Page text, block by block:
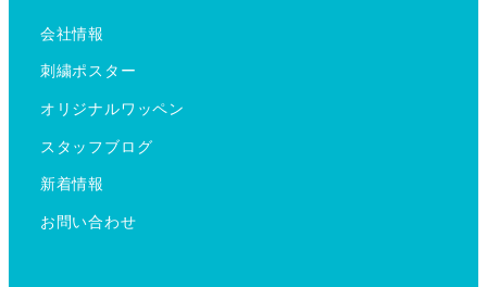
会社情報
刺繍ポスター
オリジナルワッペン
スタッフブログ
新着情報
お問い合わせ